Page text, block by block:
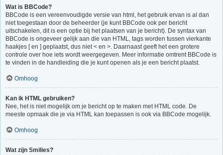
Wat is BBCode?
BBCode is een vereenvoudigde versie van html, het gebruik ervan is al dan
niet toegestaan door de beheerder (je kunt BBCode ook per bericht
uitschakelen, dit is een optie bij het plaatsen van je bericht). De syntax van
BBCode is ongeveer gelijk aan die van HTML, tags worden tussen vierkante
haakjes [ en ] geplaatst, dus niet < en >. Daarnaast geeft het een grotere
controle over hoe iets wordt weergegeven. Meer informatie omtrent BBCode is
te vinden in de handleiding die je kunt openen als je een bericht plaatst.
Omhoog
Kan ik HTML gebruiken?
Nee, het is niet mogelijk om je bericht op te maken met HTML code. De
meeste opmaak die je via HTML kan toepassen is ook via BBCode mogelijk.
Omhoog
Wat zijn Smilies?